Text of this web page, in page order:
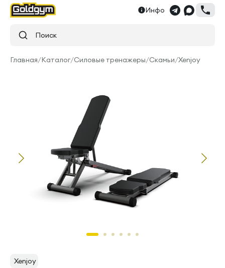
Инфо
Поиск
Главная/Каталог/Силовые тренажеры/Скамьи/Xenjoy
Xenjoy